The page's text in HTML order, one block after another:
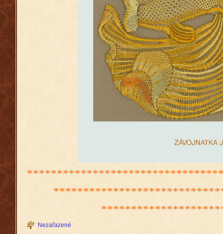
Nezařazené